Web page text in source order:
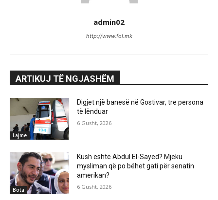
admin02
http://www.fol.mk
ARTIKUJ TË NGJASHËM
Lajme
Digjet një banesë në Gostivar, tre persona
të lënduar
6 Gusht, 2026
Bota
Kush është Abdul El-Sayed? Mjeku
mysliman që po bëhet gati për senatin
amerikan?
6 Gusht, 2026